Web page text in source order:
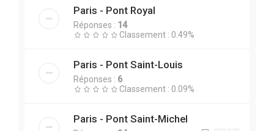
Paris - Pont Royal
Réponses : 14
Classement : 0.49%
Paris - Pont Saint-Louis
Réponses : 6
Classement : 0.09%
Paris - Pont Saint-Michel